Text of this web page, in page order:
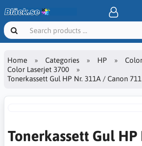
Home Categories HP
Color Laserjet 3700
Tonerkassett Gul HP Nr. 311A / Canon 711
Tonerkassett Gul HP